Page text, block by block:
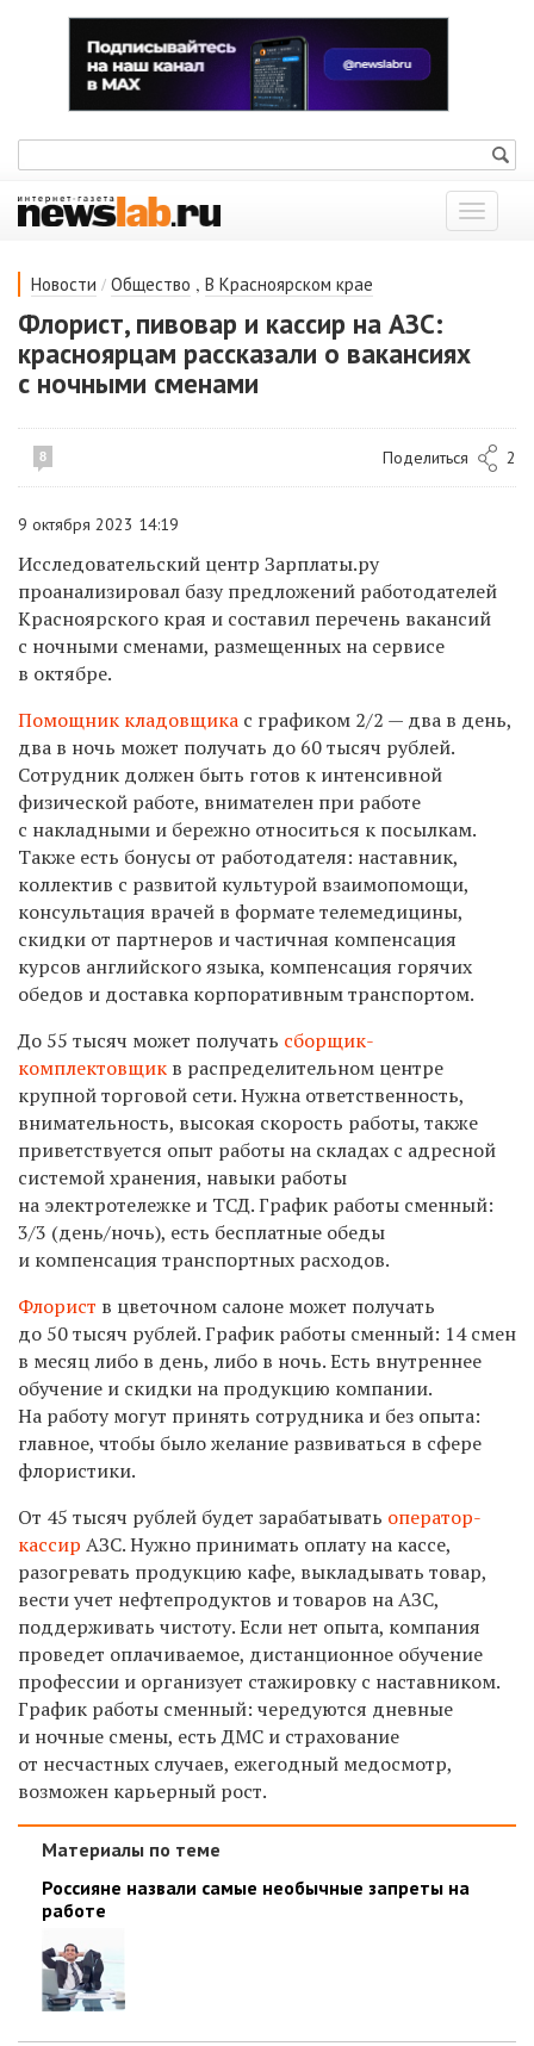
Показать
меню
Новости / Общество , В Красноярском крае
Флорист, пивовар и кассир на АЗС:
красноярцам рассказали о вакансиях
с ночными сменами
8 Поделиться 2
9 октября 2023 14:19
Исследовательский центр Зарплаты.ру
проанализировал базу предложений работодателей
Красноярского края и составил перечень вакансий
с ночными сменами, размещенных на сервисе
в октябре.
Помощник кладовщика с графиком 2/2 — два в день,
два в ночь может получать до 60 тысяч рублей.
Сотрудник должен быть готов к интенсивной
физической работе, внимателен при работе
с накладными и бережно относиться к посылкам.
Также есть бонусы от работодателя: наставник,
коллектив с развитой культурой взаимопомощи,
консультация врачей в формате телемедицины,
скидки от партнеров и частичная компенсация
курсов английского языка, компенсация горячих
обедов и доставка корпоративным транспортом.
До 55 тысяч может получать сборщик-
комплектовщик в распределительном центре
крупной торговой сети. Нужна ответственность,
внимательность, высокая скорость работы, также
приветствуется опыт работы на складах с адресной
системой хранения, навыки работы
на электротележке и ТСД. График работы сменный:
3/3 (день/ночь), есть бесплатные обеды
и компенсация транспортных расходов.
Флорист в цветочном салоне может получать
до 50 тысяч рублей. График работы сменный: 14 смен
в месяц либо в день, либо в ночь. Есть внутреннее
обучение и скидки на продукцию компании.
На работу могут принять сотрудника и без опыта:
главное, чтобы было желание развиваться в сфере
флористики.
От 45 тысяч рублей будет зарабатывать оператор-
кассир АЗС. Нужно принимать оплату на кассе,
разогревать продукцию кафе, выкладывать товар,
вести учет нефтепродуктов и товаров на АЗС,
поддерживать чистоту. Если нет опыта, компания
проведет оплачиваемое, дистанционное обучение
профессии и организует стажировку с наставником.
График работы сменный: чередуются дневные
и ночные смены, есть ДМС и страхование
от несчастных случаев, ежегодный медосмотр,
возможен карьерный рост.
Материалы по теме
Россияне назвали самые необычные запреты на
работе